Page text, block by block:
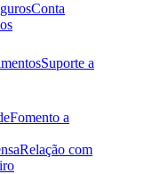
Conta
Suporte a
Fomento a
Relação com